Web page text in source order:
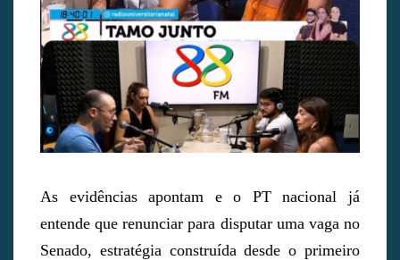
As evidências apontam e o PT nacional já
entende que renunciar para disputar uma vaga no
Senado, estratégia construída desde o primeiro